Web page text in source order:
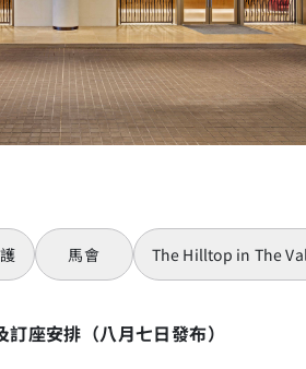
馬會 The Hilltop in The
座安排（八月七日發布）